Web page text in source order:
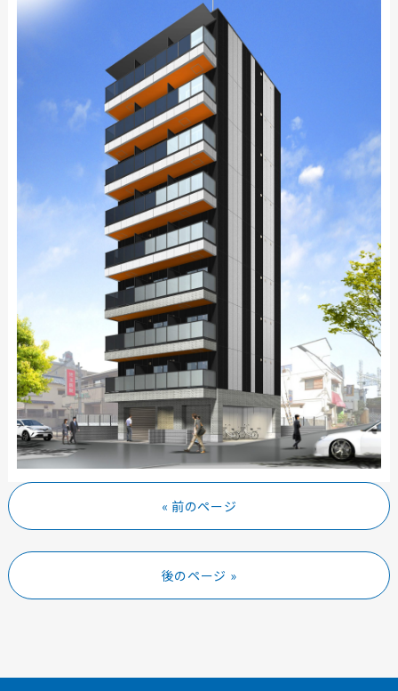
« 前のページ
後のページ »